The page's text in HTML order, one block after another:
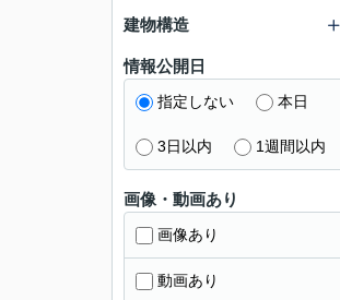
建物構造
情報公開日
指定しない 本日
3日以内 1週間以内
画像・動画あり
画像あり
動画あり